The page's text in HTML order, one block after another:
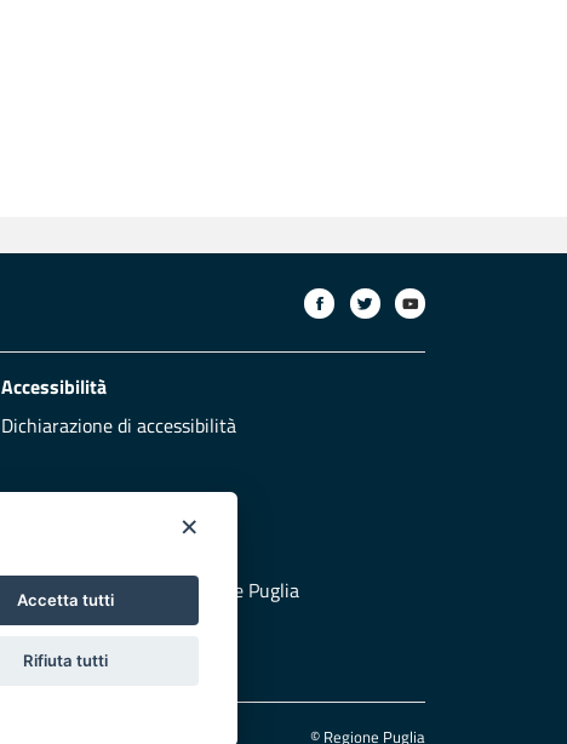
Accessibilità
Dichiarazione di accessibilità
Vai al sito di Protezione Civile Puglia
© Regione Puglia
×
Accetta tutti
Rifiuta tutti